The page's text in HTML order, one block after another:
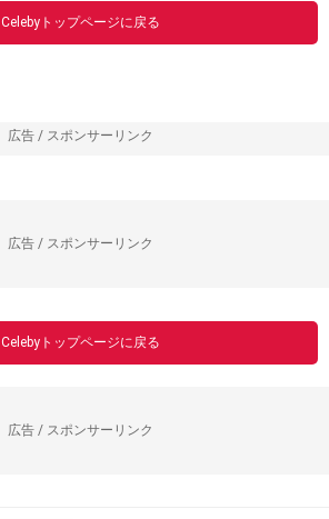
Celebyトップページに戻る
広告 / スポンサーリンク
広告 / スポンサーリンク
Celebyトップページに戻る
広告 / スポンサーリンク